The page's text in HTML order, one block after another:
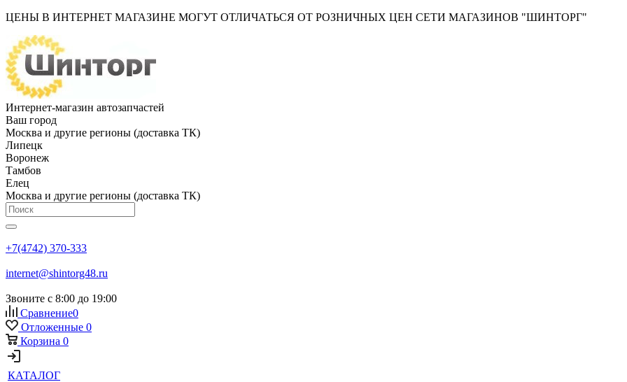
ЦЕНЫ В ИНТЕРНЕТ МАГАЗИНЕ МОГУТ ОТЛИЧАТЬСЯ ОТ РОЗНИЧНЫХ ЦЕН СЕТИ МАГАЗИНОВ "ШИНТОРГ"
Интернет-магазин автозапчастей
Ваш город
Москва и другие регионы (доставка ТК)
Липецк
Воронеж
Тамбов
Елец
Москва и другие регионы (доставка ТК)
+7(4742) 370-333
internet@shintorg48.ru
Звоните с 8:00 до 19:00
Сравнение0
Отложенные 0
Корзина 0
КАТАЛОГ